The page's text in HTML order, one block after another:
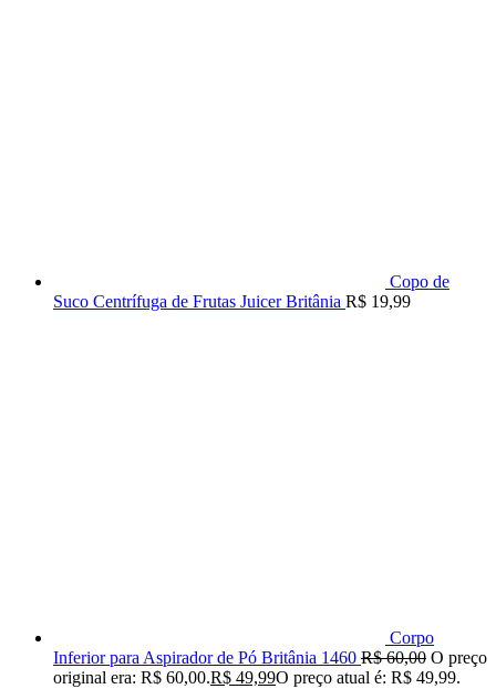
Copo de
Suco Centrífuga de Frutas Juicer Britânia R$ 19,99
Corpo
Inferior para Aspirador de Pó Britânia 1460 R$60,00 O preço
original era: R$ 60,00.R$ 49,99O preço atual é: R$ 49,99.